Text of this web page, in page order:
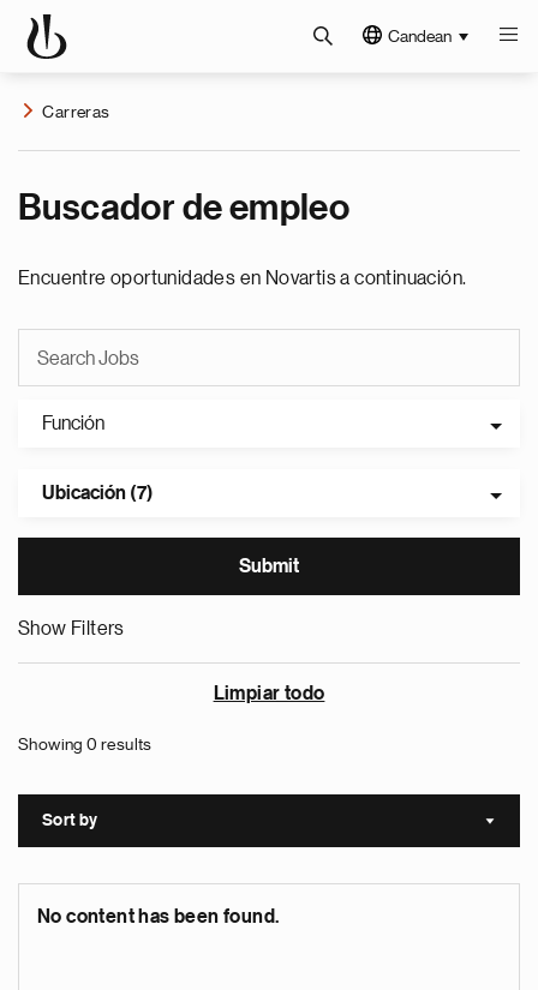
Candean
Carreras
Buscador de empleo
Encuentre oportunidades en Novartis a continuación.
Función
Ubicación (7)
Show Filters
Limpiar todo
Showing 0 results
Sort by Sort
No content has been found.